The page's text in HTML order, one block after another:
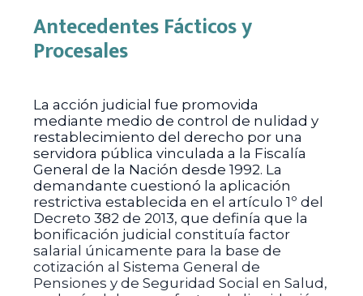
Antecedentes Fácticos y
Procesales
La acción judicial fue promovida
mediante medio de control de nulidad y
restablecimiento del derecho por una
servidora pública vinculada a la Fiscalía
General de la Nación desde 1992. La
demandante cuestionó la aplicación
restrictiva establecida en el artículo 1º del
Decreto 382 de 2013, que definía que la
bonificación judicial constituía factor
salarial únicamente para la base de
cotización al Sistema General de
Pensiones y de Seguridad Social en Salud,